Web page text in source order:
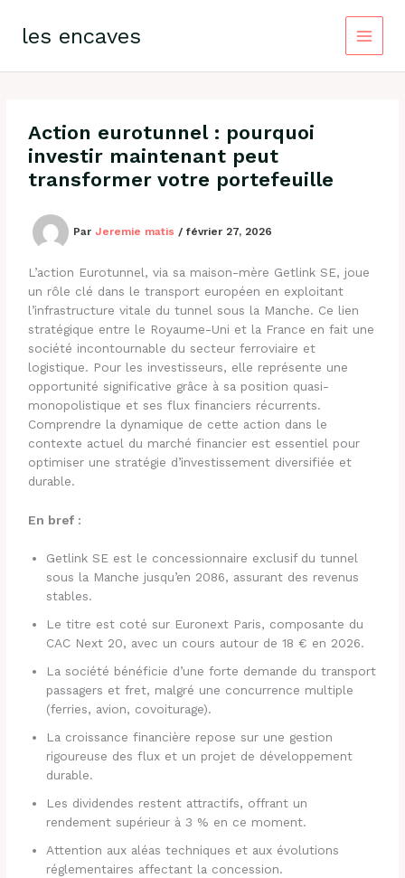
contenules encaves
Action eurotunnel : pourquoi
investir maintenant peut
transformer votre portefeuille
Par Jeremie matis /février 27, 2026
L’action Eurotunnel, via sa maison-mère Getlink SE, joue
un rôle clé dans le transport européen en exploitant
l’infrastructure vitale du tunnel sous la Manche. Ce lien
stratégique entre le Royaume-Uni et la France en fait une
société incontournable du secteur ferroviaire et
logistique. Pour les investisseurs, elle représente une
opportunité significative grâce à sa position quasi-
monopolistique et ses flux financiers récurrents.
Comprendre la dynamique de cette action dans le
contexte actuel du marché financier est essentiel pour
optimiser une stratégie d’investissement diversifiée et
durable.
En bref :
Getlink SE est le concessionnaire exclusif du tunnel
sous la Manche jusqu’en 2086, assurant des revenus
stables.
Le titre est coté sur Euronext Paris, composante du
CAC Next 20, avec un cours autour de 18 € en 2026.
La société bénéficie d’une forte demande du transport
passagers et fret, malgré une concurrence multiple
(ferries, avion, covoiturage).
La croissance financière repose sur une gestion
rigoureuse des flux et un projet de développement
durable.
Les dividendes restent attractifs, offrant un
rendement supérieur à 3 % en ce moment.
Attention aux aléas techniques et aux évolutions
réglementaires affectant la concession.